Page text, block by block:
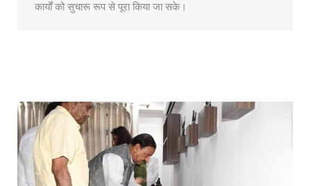
कार्यों को सुचारू रूप से पूरा किया जा सके।